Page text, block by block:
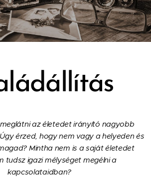
az életedet irányító nagyobb
érzed, hogy nem vagy a helyeden és
Mintha nem is a saját életedet
tudsz igazi mélységet megélni a
kapcsolataidban?